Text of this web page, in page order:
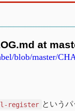
at
blob/master/
register という